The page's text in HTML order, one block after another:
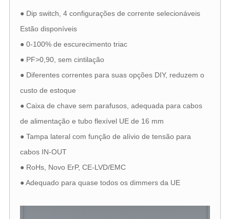
● Dip switch, 4 configurações de corrente selecionáveis
Estão disponíveis
● 0-100% de escurecimento triac
● PF>0,90, sem cintilação
● Diferentes correntes para suas opções DIY, reduzem o
custo de estoque
● Caixa de chave sem parafusos, adequada para cabos
de alimentação e tubo flexível UE de 16 mm
● Tampa lateral com função de alívio de tensão para
cabos IN-OUT
● RoHs, Novo ErP, CE-LVD/EMC
● Adequado para quase todos os dimmers da UE